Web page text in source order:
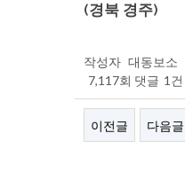
(경북 경주)
작성자 대동보소
7,117회 댓글 1건
이전글 다음글